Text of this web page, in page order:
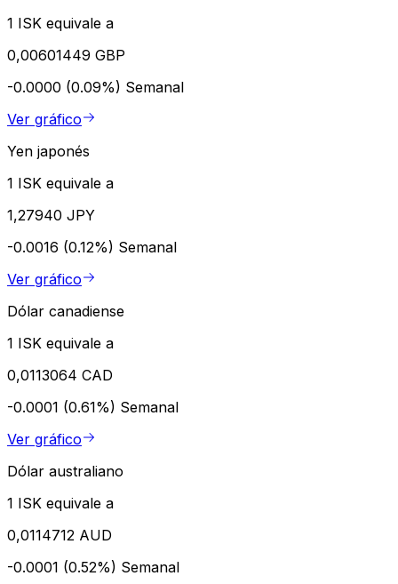
1 ISK equivale a
0,00601449 GBP
-0.0000 (0.09%) Semanal
Ver gráfico
Yen japonés
1 ISK equivale a
1,27940 JPY
-0.0016 (0.12%) Semanal
Ver gráfico
Dólar canadiense
1 ISK equivale a
0,0113064 CAD
-0.0001 (0.61%) Semanal
Ver gráfico
Dólar australiano
1 ISK equivale a
0,0114712 AUD
-0.0001 (0.52%) Semanal